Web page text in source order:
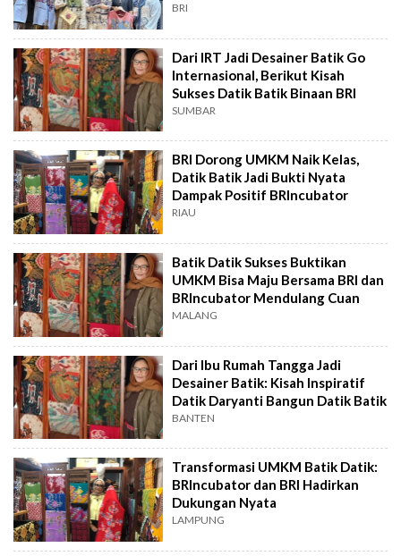
BRI
Dari IRT Jadi Desainer Batik Go
Internasional, Berikut Kisah
Sukses Datik Batik Binaan BRI
SUMBAR
BRI Dorong UMKM Naik Kelas,
Datik Batik Jadi Bukti Nyata
Dampak Positif BRIncubator
RIAU
Batik Datik Sukses Buktikan
UMKM Bisa Maju Bersama BRI dan
BRIncubator Mendulang Cuan
MALANG
Dari Ibu Rumah Tangga Jadi
Desainer Batik: Kisah Inspiratif
Datik Daryanti Bangun Datik Batik
BANTEN
Transformasi UMKM Batik Datik:
BRIncubator dan BRI Hadirkan
Dukungan Nyata
LAMPUNG